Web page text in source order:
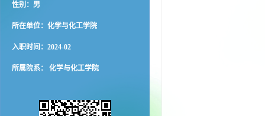
性别：男
所在单位：化学与化工学院
入职时间：2024-02
所属院系： 化学与化工学院